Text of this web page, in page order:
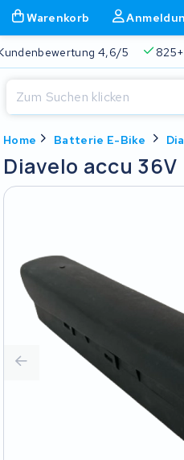
Warenkorb
4,6/5 825+ Akkus 510+
Home Batterie E-Bike
Diavelo accu 36V
Beginnen Sie mit der Eingabe